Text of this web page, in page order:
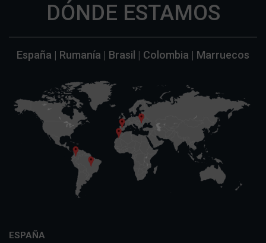
DÓNDE ESTAMOS
España | Rumanía | Brasil | Colombia | Marruecos
ESPAÑA